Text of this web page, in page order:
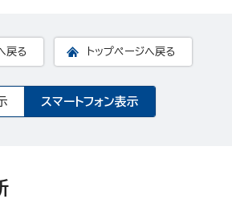
戻る トップページへ戻る
スマートフォン表示